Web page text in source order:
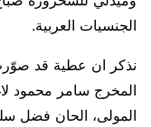
الجنسيات العربية.
نذكر ان عطية قد
المخرج سامر محمود
المولى، الحان فضل